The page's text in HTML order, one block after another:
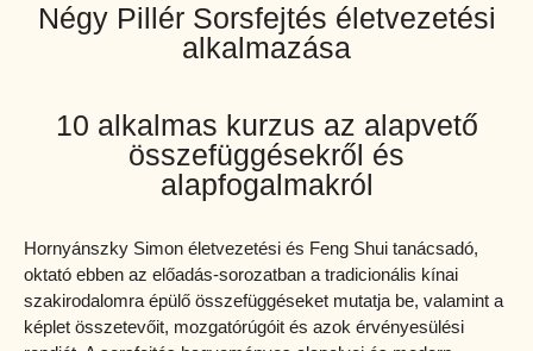
Négy Pillér Sorsfejtés életvezetési
alkalmazása
10 alkalmas kurzus az alapvető
összefüggésekről és
alapfogalmakról
Hornyánszky Simon életvezetési és Feng Shui tanácsadó,
oktató ebben az előadás-sorozatban a tradicionális kínai
szakirodalomra épülő összefüggéseket mutatja be, valamint a
képlet összetevőit, mozgatórúgóit és azok érvényesülési